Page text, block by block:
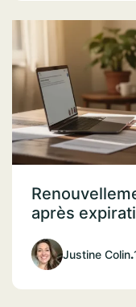
après
Justine Colin.